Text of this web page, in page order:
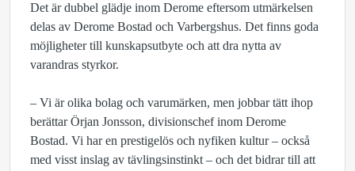
Det är dubbel glädje inom Derome eftersom utmärkelsen
delas av Derome Bostad och Varbergshus. Det finns goda
möjligheter till kunskapsutbyte och att dra nytta av
varandras styrkor.
– Vi är olika bolag och varumärken, men jobbar tätt ihop
berättar Örjan Jonsson, divisionschef inom Derome
Bostad. Vi har en prestigelös och nyfiken kultur – också
med visst inslag av tävlingsinstinkt – och det bidrar till att